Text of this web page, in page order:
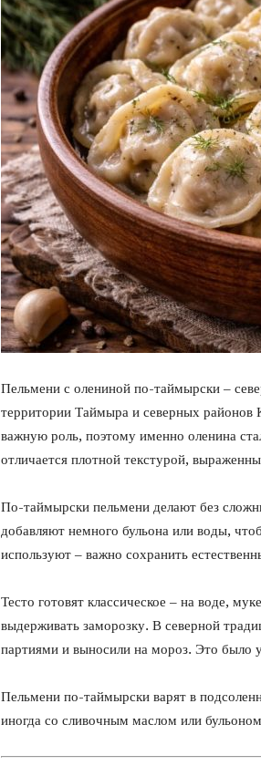
Пельмени с олениной по-таймырски –
территории Таймыра и северных районов
важную роль, поэтому именно оленина
отличается плотной текстурой,
По-таймырски пельмени делают без
добавляют немного бульона или воды,
используют – важно сохранить
Тесто готовят классическое – на воде,
выдерживать заморозку. В северной
партиями и выносили на мороз. Это было
Пельмени по-таймырски варят в
иногда со сливочным маслом или